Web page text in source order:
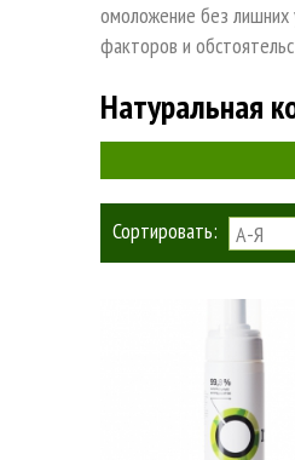
омоложение без лишних
факторов и
Натуральная
В отличие от
только «живые»
побочных эффектов в
косметику для
Только органические
экологичных компонентов:
лекарственных
растительных
Сортировать: А-Я